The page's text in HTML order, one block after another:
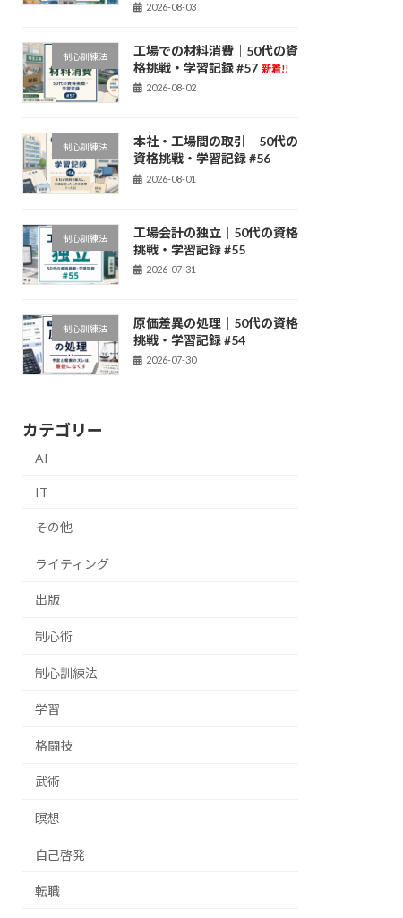
2026-08-03
制心訓練法
工場での材料消費｜50代の資
格挑戦・学習記録 #57 新着!!
2026-08-02
制心訓練法
本社・工場間の取引｜50代の
資格挑戦・学習記録 #56
2026-08-01
制心訓練法
工場会計の独立｜50代の資格
挑戦・学習記録 #55
2026-07-31
制心訓練法
原価差異の処理｜50代の資格
挑戦・学習記録 #54
2026-07-30
カテゴリー
AI
IT
その他
ライティング
出版
制心術
制心訓練法
学習
格闘技
武術
瞑想
自己啓発
転職